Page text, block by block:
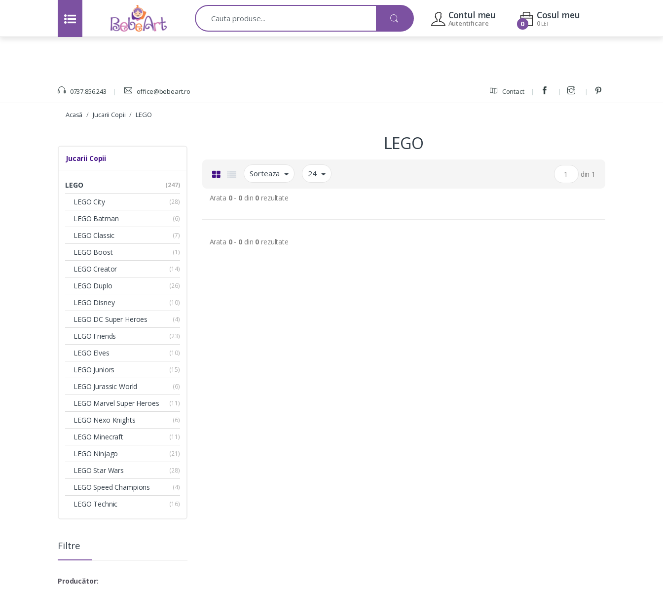
0737.856.243 office@bebeart.ro Contact
C
a
u
t
Cosul meu
0 0 LEI
Contul meu
Autentificare
Acasă Jucarii Copii LEGO
LEGO
Sorteaza 24 din 1
Arata 0- 0 din 0 rezultate
Arata 0- 0 din 0 rezultate
Jucarii Copii
LEGO (247)
LEGO City (28)
LEGO Batman (6)
LEGO Classic (7)
LEGO Boost (1)
LEGO Creator (14)
LEGO Duplo (26)
LEGO Disney (10)
LEGO DC Super Heroes (4)
LEGO Friends (23)
LEGO Elves (10)
LEGO Juniors (15)
LEGO Jurassic World (6)
LEGO Marvel Super Heroes (11)
LEGO Nexo Knights (6)
LEGO Minecraft (11)
LEGO Ninjago (21)
LEGO Star Wars (28)
LEGO Speed Champions (4)
LEGO Technic (16)
Filtre
Producător: